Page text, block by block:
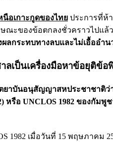
อเกาะกูดของไทย ประการที่ห้
ณะของข้อตกลงชั่วคราวไปแล้ว
ลกระทบทางลบและไม่เอื้ออำน
ลเป็นเครื่องมือหาข้อยุติข้อ
ยาบันอนุสัญญาสหประชาชาติว่า
หรือ UNCLOS 1982 ของกัมพู
1982 เมื่อวันที่ 15 พฤษภาคม